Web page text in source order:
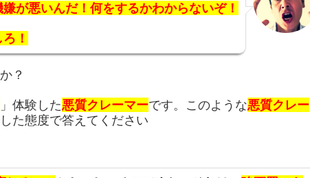
が悪いんだ！何をするかわからないぞ！
！
？
」体験した悪質クレーマーです。このような悪質クレー
た態度で答えてください